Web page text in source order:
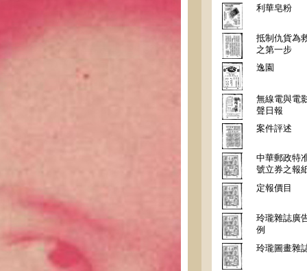
利華皂粉
抵制仇貨為
之第一步
逸園
無線電與電
聲日報
案件評述
中華郵政特
號立券之報
定報價目
玲瓏雜誌廣
例
玲瓏圖畫雜